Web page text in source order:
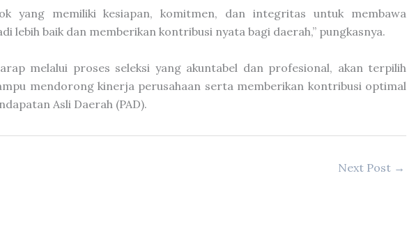
yang memiliki kesiapan, komitmen, dan integritas untuk membawa
lebih baik dan memberikan kontribusi nyata bagi daerah,” pungkasnya.
melalui proses seleksi yang akuntabel dan profesional, akan terpilih
mendorong kinerja perusahaan serta memberikan kontribusi optimal
Asli Daerah (PAD).
Next Post →